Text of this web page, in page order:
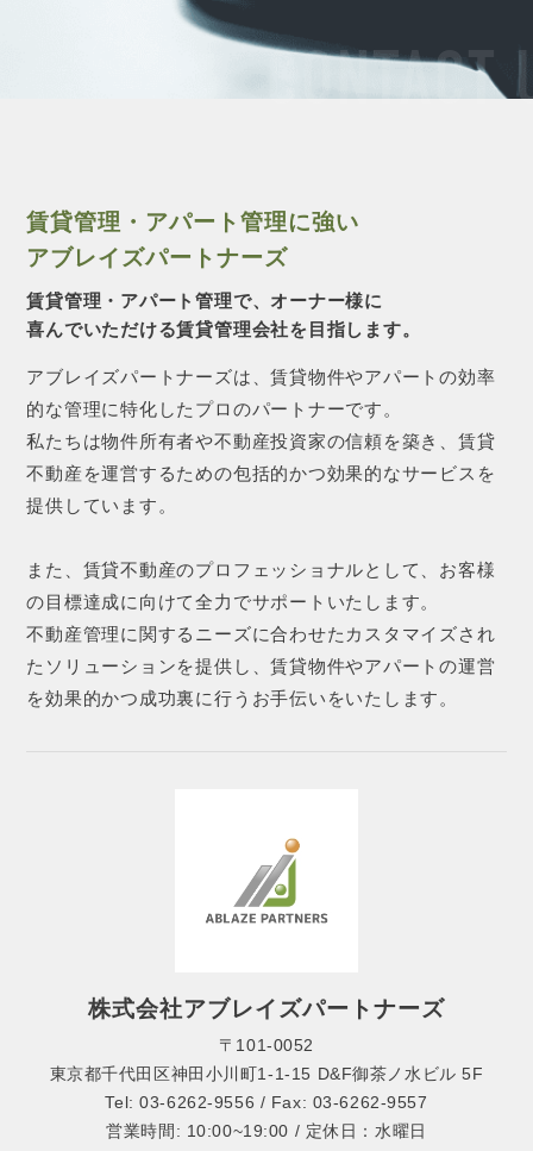
CONTACT
賃貸管理・アパート管理に強い
アブレイズパートナーズ
賃貸管理・アパート管理で、オーナー様に
喜んでいただける賃貸管理会社を目指します。
アブレイズパートナーズは、賃貸物件やアパートの効率
的な管理に特化したプロのパートナーです。
私たちは物件所有者や不動産投資家の信頼を築き、賃貸
不動産を運営するための包括的かつ効果的なサービスを
提供しています。
また、賃貸不動産のプロフェッショナルとして、お客様
の目標達成に向けて全力でサポートいたします。
不動産管理に関するニーズに合わせたカスタマイズされ
たソリューションを提供し、賃貸物件やアパートの運営
を効果的かつ成功裏に行うお手伝いをいたします。
株式会社アブレイズパートナーズ
〒101-0052
東京都千代田区神田小川町1-1-15 D&F御茶ノ水ビル 5F
Tel: 03-6262-9556 / Fax: 03-6262-9557
営業時間: 10:00~19:00 / 定休日：水曜日